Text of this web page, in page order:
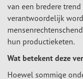
van een bredere
verantwoordelijk
hun productieketen.
Wat betekent deze
Hoewel sommige